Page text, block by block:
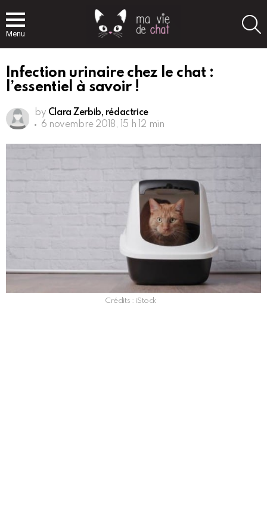
Menu
Infection urinaire chez le chat :
l’essentiel à savoir !
by Clara Zerbib, rédactrice
6 novembre 2018, 15 h 12 min
Crédits : iStock